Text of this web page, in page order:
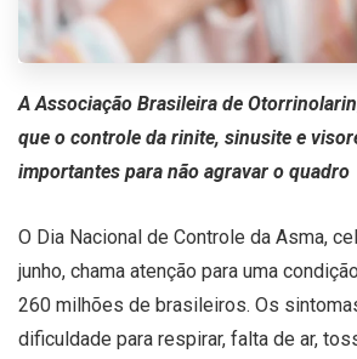
A Associação Brasileira de
que o controle da rinite, sinusite e
importantes para não agravar o quadro
O Dia Nacional de Controle da Asma,
junho, chama atenção para uma
260 milhões de brasileiros. Os
dificuldade para respirar, falta de ar,